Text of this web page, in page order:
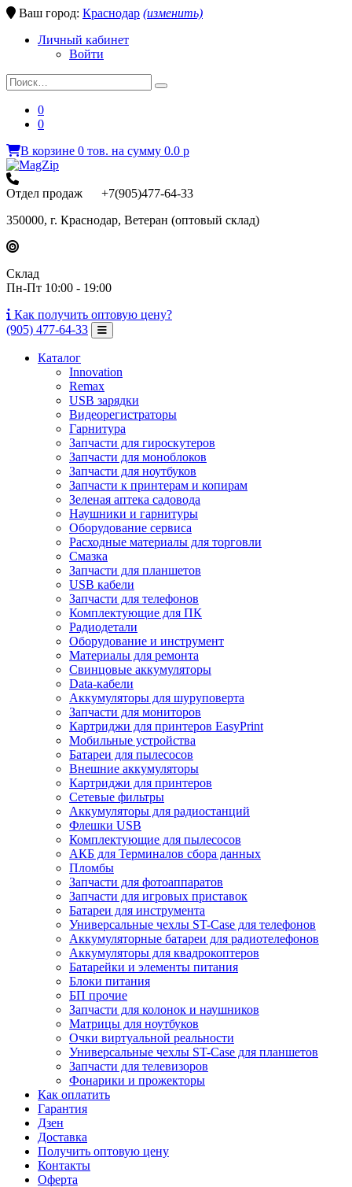
Ваш город: Краснодар (изменить)
Личный кабинет
Войти
0
0
В корзине 0 тов. на сумму 0.0 p
Отдел продаж +7(905)477-64-33
350000, г. Краснодар, Ветеран (оптовый склад)
Склад
Пн-Пт 10:00 - 19:00
Как получить оптовую цену?
(905) 477-64-33
Toggle Navigation
Каталог
Innovation
Remax
USB зарядки
Видеорегистраторы
Гарнитура
Запчасти для гироскутеров
Запчасти для моноблоков
Запчасти для ноутбуков
Запчасти к принтерам и копирам
Зеленая аптека садовода
Наушники и гарнитуры
Оборудование сервиса
Расходные материалы для торговли
Смазка
Запчасти для планшетов
USB кабели
Запчасти для телефонов
Комплектующие для ПК
Радиодетали
Оборудование и инструмент
Материалы для ремонта
Свинцовые аккумуляторы
Data-кабели
Аккумуляторы для шуруповерта
Запчасти для мониторов
Картриджи для принтеров EasyPrint
Мобильные устройства
Батареи для пылесосов
Внешние аккумуляторы
Картриджи для принтеров
Сетевые фильтры
Аккумуляторы для радиостанций
Флешки USB
Комплектующие для пылесосов
АКБ для Терминалов сбора данных
Пломбы
Запчасти для фотоаппаратов
Запчасти для игровых приставок
Батареи для инструмента
Универсальные чехлы ST-Case для телефонов
Аккумуляторные батареи для радиотелефонов
Аккумуляторы для квадрокоптеров
Батарейки и элементы питания
Блоки питания
БП прочие
Запчасти для колонок и наушников
Матрицы для ноутбуков
Очки виртуальной реальности
Универсальные чехлы ST-Case для планшетов
Запчасти для телевизоров
Фонарики и прожекторы
Как оплатить
Гарантия
Дзен
Доставка
Получить оптовую цену
Контакты
Оферта